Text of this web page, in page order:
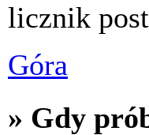
licznik
Góra
» Gdy